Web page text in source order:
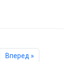
Вперед »